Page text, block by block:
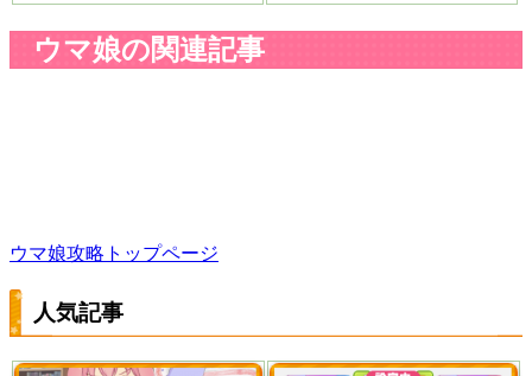
ウマ娘の関連記事
ウマ娘攻略トップページ
人気記事